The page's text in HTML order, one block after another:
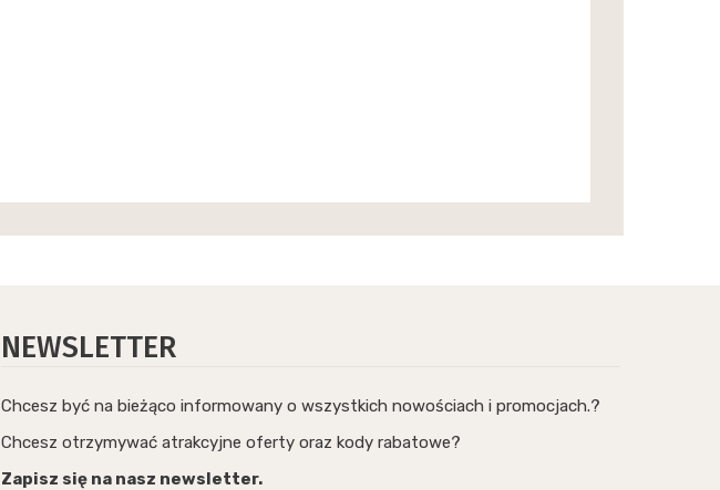
NEWSLETTER
Chcesz być na bieżąco informowany o wszystkich nowościach i promocjach.?
Chcesz otrzymywać atrakcyjne oferty oraz kody rabatowe?
Zapisz się na nasz newsletter.